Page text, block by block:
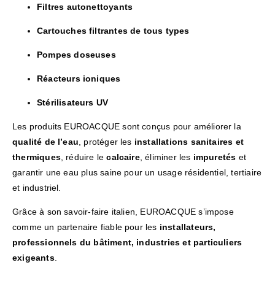
Filtres autonettoyants
Cartouches filtrantes de tous types
Pompes doseuses
Réacteurs ioniques
Stérilisateurs UV
Les produits EUROACQUE sont conçus pour améliorer la
qualité de l’eau , protéger les installations sanitaires et
thermiques, réduire lecalcaire, éliminer les impuretés et
garantir une eau plus saine pour un usage résidentiel, tertiaire
et industriel.
Grâce à son savoir-faire italien, EUROACQUE s’impose
comme un partenaire fiable pour les installateurs,
professionnels du bâtiment, industries et particuliers
exigeants.